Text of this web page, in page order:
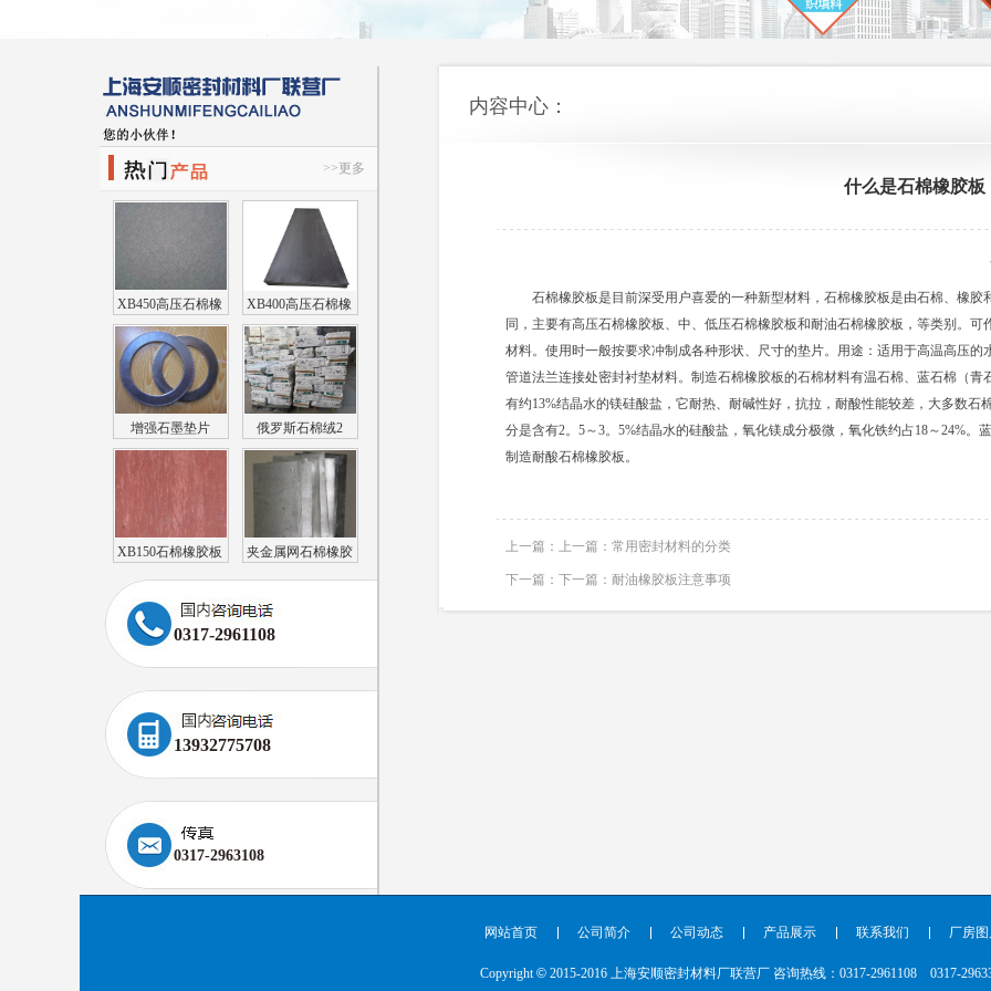
>>更多
XB450高压石棉橡
胶板
XB400高压石棉橡
胶板
增强石墨垫片 俄罗斯石棉绒2
XB150石棉橡胶板
夹金属网石棉橡胶
0317-2961108
13932775708
0317-2963108
内容中心：
什么是石棉橡胶板
石棉橡胶板是目前深受用户喜爱的一种新型材料，石棉橡胶板是由石棉、橡
同，主要有高压石棉橡胶板、中、低压石棉橡胶板和耐油石棉橡胶板，等类别。
材料。使用时一般按要求冲制成各种形状、尺寸的垫片。用途：适用于高温高压
管道法兰连接处密封衬垫材料。制造石棉橡胶板的石棉材料有温石棉、蓝石棉（
有约13%结晶水的镁硅酸盐，它耐热、耐碱性好，抗拉，耐酸性能较差，大多数
分是含有2。5～3。5%结晶水的硅酸盐，氧化镁成分极微，氧化铁约占18～24%
制造耐酸石棉橡胶板。
上一篇：上一篇： 常用密封材料的分类
下一篇：下一篇： 耐油橡胶板注意事项
网站首页 公司简介 公司动态 产品展示 联系我们 厂房
Copyright©2015-2016 上海安顺密封材料厂联营厂 咨询热线：0317-2961108 0317-